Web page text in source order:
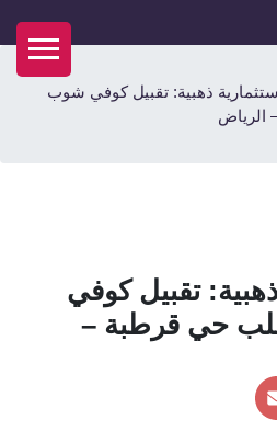
ذهبية: تقبيل كوفي شوب
تقبيل كوفي
حي قرطبة –